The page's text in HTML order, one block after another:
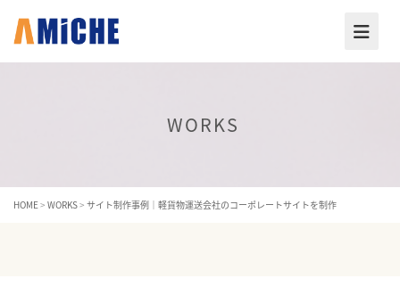
WORKS
HOME> WORKS> サイト制作事例｜軽貨物運送会社のコーポレートサイトを制作